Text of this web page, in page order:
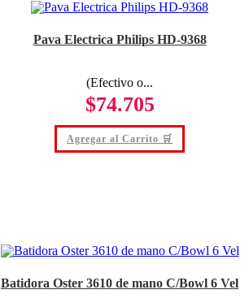
Pava Electrica Philips HD-9368
(Efectivo o...
$74.705
Agregar al Carrito 🛒
Batidora Oster 3610 de mano C/Bowl 6 Vel